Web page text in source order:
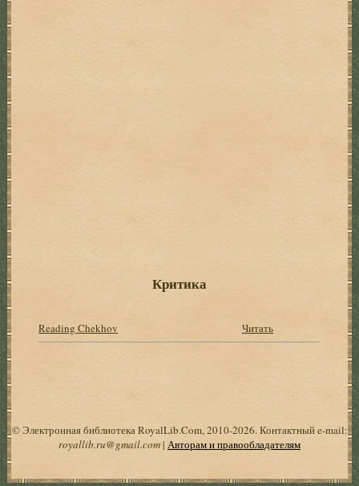
Критика
Reading Chekhov Читать
© Электронная библиотека RoyalLib.Com, 2010-2026. Контактный e-mail:
royallib.ru@gmail.com| Авторам и правообладателям